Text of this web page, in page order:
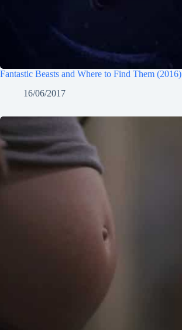
Fantastic Beasts and Where to Find Them (2016)
16/06/2017